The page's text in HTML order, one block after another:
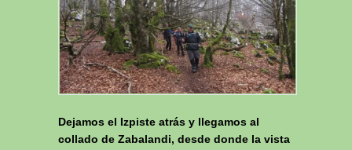
Dejamos el Izpiste atrás y llegamos al
collado de Zabalandi, desde donde la vista